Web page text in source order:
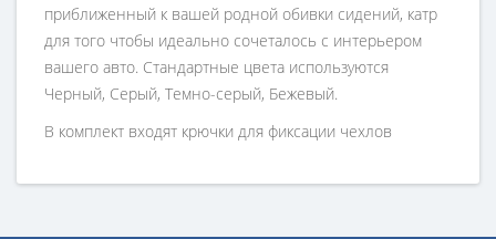
приближенный к вашей родной обивки сидений, катр
для того чтобы идеально сочеталось с интерьером
вашего авто. Стандартные цвета используются
Черный, Серый, Темно-серый, Бежевый.
В комплект входят крючки для фиксации чехлов